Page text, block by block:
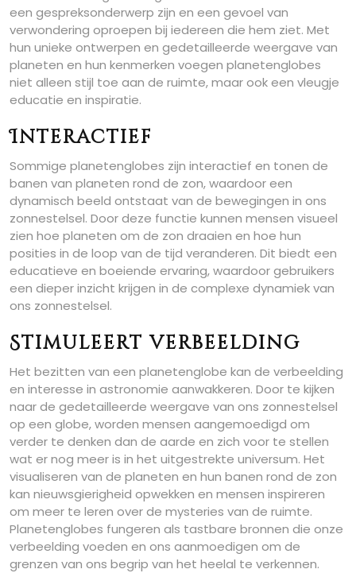
een gespreksonderwerp zijn en een gevoel van
verwondering oproepen bij iedereen die hem ziet. Met
hun unieke ontwerpen en gedetailleerde weergave van
planeten en hun kenmerken voegen planetenglobes
niet alleen stijl toe aan de ruimte, maar ook een vleugje
educatie en inspiratie.
Interactief
Sommige planetenglobes zijn interactief en tonen de
banen van planeten rond de zon, waardoor een
dynamisch beeld ontstaat van de bewegingen in ons
zonnestelsel. Door deze functie kunnen mensen visueel
zien hoe planeten om de zon draaien en hoe hun
posities in de loop van de tijd veranderen. Dit biedt een
educatieve en boeiende ervaring, waardoor gebruikers
een dieper inzicht krijgen in de complexe dynamiek van
ons zonnestelsel.
Stimuleert verbeelding
Het bezitten van een planetenglobe kan de verbeelding
en interesse in astronomie aanwakkeren. Door te kijken
naar de gedetailleerde weergave van ons zonnestelsel
op een globe, worden mensen aangemoedigd om
verder te denken dan de aarde en zich voor te stellen
wat er nog meer is in het uitgestrekte universum. Het
visualiseren van de planeten en hun banen rond de zon
kan nieuwsgierigheid opwekken en mensen inspireren
om meer te leren over de mysteries van de ruimte.
Planetenglobes fungeren als tastbare bronnen die onze
verbeelding voeden en ons aanmoedigen om de
grenzen van ons begrip van het heelal te verkennen.